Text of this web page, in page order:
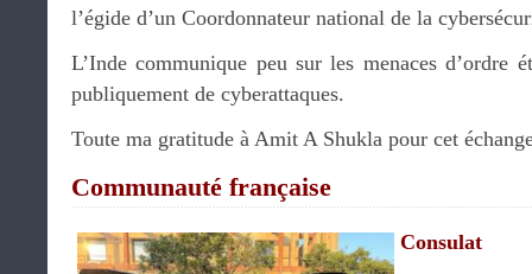
l’égide d’un Coordonnateur national de la
L’Inde communique peu sur les menaces d’ordre
publiquement de cyberattaques.
Toute ma gratitude à Amit A Shukla pour cet
Communauté française
Consulat